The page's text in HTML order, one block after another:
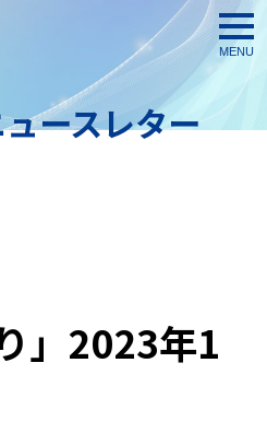
ースレター
」2023年1